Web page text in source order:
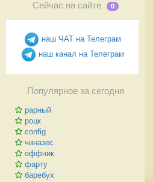
Сейчас на сайте 0
наш ЧАТ на Телеграм
наш канал на Телеграм
Популярное за сегодня
рарный
роцк
config
чиназес
оффник
фарту
баребух